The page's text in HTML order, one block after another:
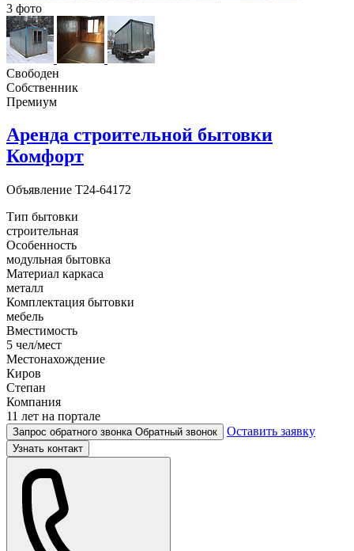
3 фото
Свободен
Собственник
Премиум
Аренда строительной бытовки
Комфорт
Объявление T24-64172
Тип бытовки
строительная
Особенность
модульная бытовка
Материал каркаса
металл
Комплектация бытовки
мебель
Вместимость
5 чел/мест
Местонахождение
Киров
Степан
Компания
11 лет на портале
Запрос обратного звонка Обратный звонок Оставить заявку
Узнать контакт